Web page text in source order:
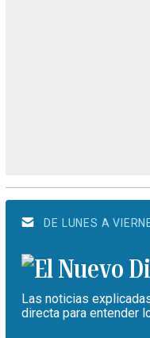
DE LUNES A
Las noticias
directa para entender